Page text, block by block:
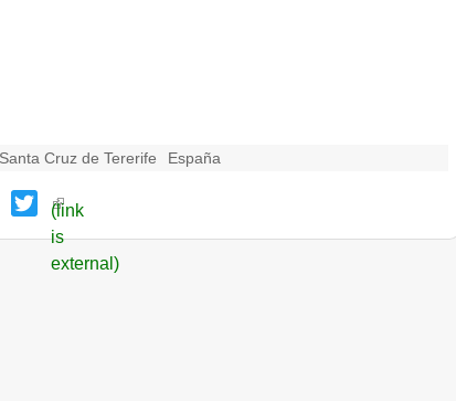
Santa Cruz de Tererife España
Facebook
Twitter
(link
is
external)